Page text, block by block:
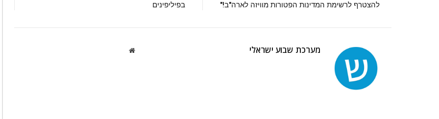
להצטרף לרשימת המדינות הפטורות מוויזה לארה"ב!"
בפיליפינים
מערכת שבוע ישראלי Website